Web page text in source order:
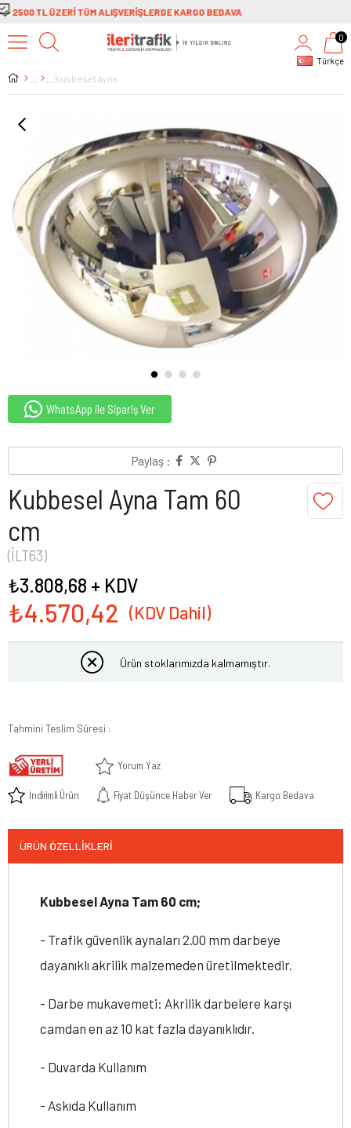
Türkçe
0
Kubbesel Ayna
WhatsApp ile Sipariş Ver
Paylaş :
Kubbesel Ayna Tam 60
cm
(İLT63)
₺4.570,42
₺3.808,68 + KDV
Ürün stoklarımızda kalmamıştır.
Tahmini Teslim Süresi :
Yorum Yaz
İndirimli Ürün Fiyat Düşünce Haber Ver Kargo Bedava
ÜRÜN ÖZELLIKLERI
Kubbesel Ayna Tam 60 cm;
- Trafik güvenlik aynaları 2.00 mm darbeye
dayanıklı akrilik malzemeden üretilmektedir.
- Darbe mukavemeti: Akrilik darbelere karşı
camdan en az 10 kat fazla dayanıklıdır.
- Duvarda Kullanım
- Askıda Kullanım